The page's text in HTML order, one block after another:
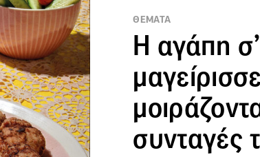
Υγεία &
ΘΕΜΑΤΑ
Η αγάπη
συνταγές